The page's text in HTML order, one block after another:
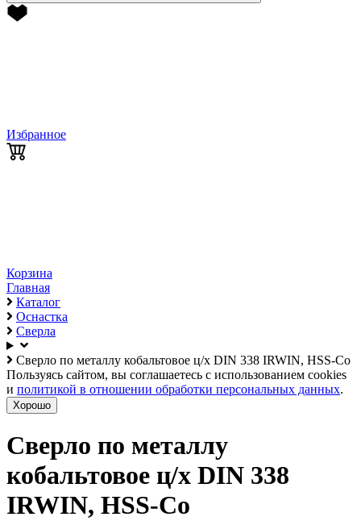
Избранное
Корзина
Главная
Каталог
Оснастка
Сверла
Сверло по металлу кобальтовое ц/х DIN 338 IRWIN, HSS-Co
Пользуясь сайтом, вы соглашаетесь с использованием cookies
и политикой в отношении обработки персональных данных.
Хорошо
Сверло по металлу
кобальтовое ц/х DIN 338
IRWIN, HSS-Co